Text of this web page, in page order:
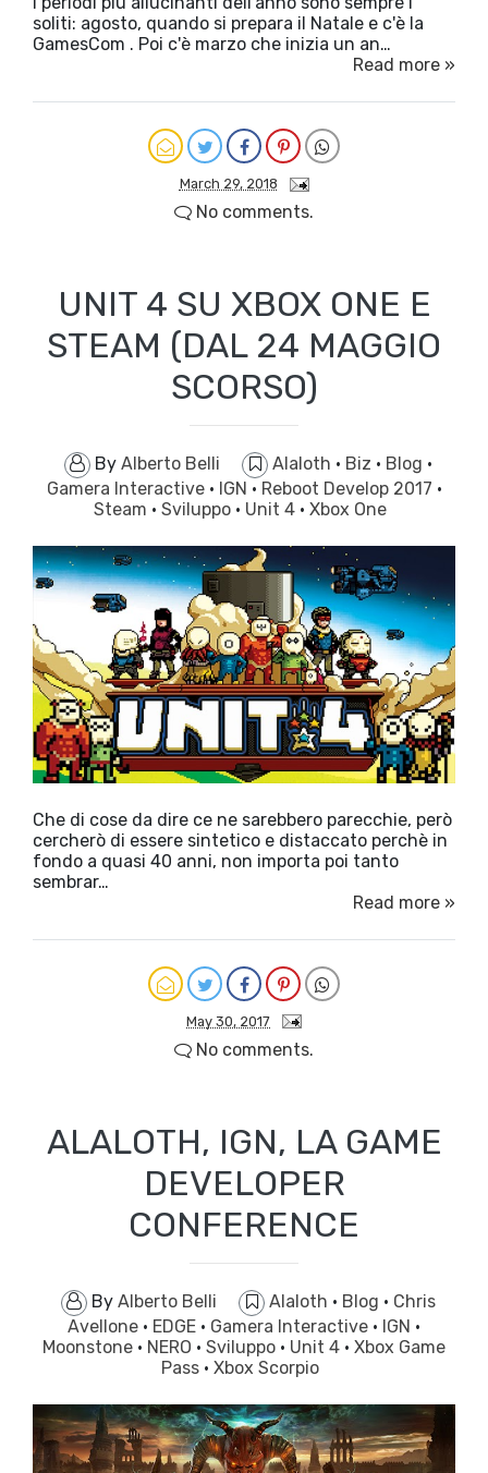
soliti: agosto, quando si prepara il Natale e c'è la
GamesCom . Poi c'è marzo che inizia un an…
Read more »
March 29, 2018
No comments.
UNIT 4 SU XBOX ONE E
STEAM (DAL 24 MAGGIO
SCORSO)
By Alberto Belli Alaloth · Biz · Blog ·
Gamera Interactive · IGN · Reboot Develop 2017 ·
Steam · Sviluppo · Unit 4 · Xbox One
Che di cose da dire ce ne sarebbero parecchie, però
cercherò di essere sintetico e distaccato perchè in
fondo a quasi 40 anni, non importa poi tanto
sembrar…
Read more »
May 30, 2017
No comments.
ALALOTH, IGN, LA GAME
DEVELOPER
CONFERENCE
By Alberto Belli Alaloth · Blog · Chris
Avellone · EDGE · Gamera Interactive · IGN ·
Moonstone · NERO · Sviluppo · Unit 4 · Xbox Game
Pass · Xbox Scorpio